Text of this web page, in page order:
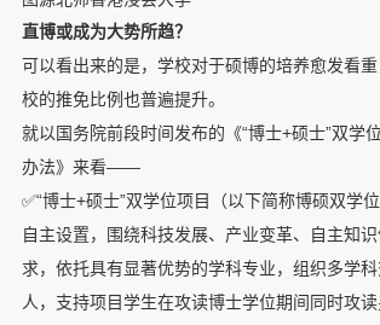
直博或成为大势所趋？
可以看出来的是，学校对于硕博的培养愈发看
校的推免比例也普遍提升。
就以国务院前段时间发布的《“博士+硕士”双学
办法》来看——
✅“博士+硕士”双学位项目（以下简称博硕双学
自主设置，围绕科技发展、产业变革、自主知
求，依托具有显著优势的学科专业，组织多学
人，支持项目学生在攻读博士学位期间同时攻